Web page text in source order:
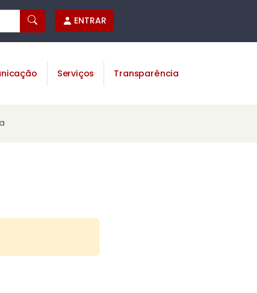
ENTRAR
Serviços Transparência